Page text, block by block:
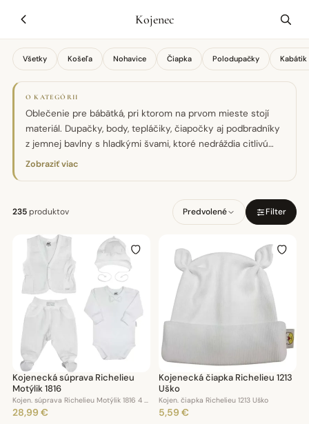
Kojenec
Všetky Košeľa Nohavice Čiapka Polodupačky Kabátik
O KATEGÓRII
Oblečenie pre bábätká, pri ktorom na prvom mieste stojí
materiál. Dupačky, body, tepláčiky, čiapočky aj podbradníky
z jemnej bavlny s hladkými švami, ktoré nedráždia citlivú
pokožku. Praktické zapínanie uľahčuje prebaľovanie.
Zobraziť viac
235produktov Predvolené Filter
Kojenecká súprava Richelieu
Motýlik 1816
Kojen. súprava Richelieu Motýlik 1816 4 dielna
28,99 €
Kojenecká čiapka Richelieu 1213
Uško
Kojen. čiapka Richelieu 1213 Uško
5,59 €